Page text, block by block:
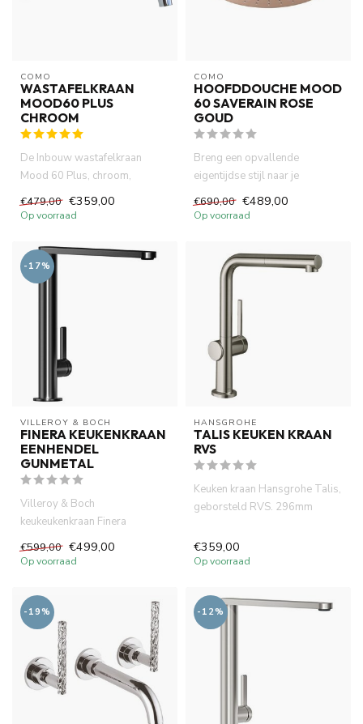
COMO
WASTAFELKRAAN
MOOD60 PLUS
CHROOM
De Inbouw wastafelkraan
Mood 60 Plus, chroom,
gemaakt van volledig DZR
messing. ...
€479,00 €359,00
Op voorraad
COMO
HOOFDDOUCHE MOOD
60 SAVERAIN ROSE
GOUD
Breng een opvallende
eigentijdse stijl naar je
badkamer met de Mood 60
SaveRain ...
€690,00 €489,00
Op voorraad
-17%
VILLEROY & BOCH
FINERA KEUKENKRAAN
EENHENDEL
GUNMETAL
Villeroy & Boch
keukeukenkraan Finera
eenhendel, 360 °Draaibare
uitloop, gunme...
€599,00 €499,00
Op voorraad
HANSGROHE
TALIS KEUKEN KRAAN
RVS
Keuken kraan Hansgrohe Talis,
geborsteld RVS. 296mm
€359,00
Op voorraad
-19% -12%